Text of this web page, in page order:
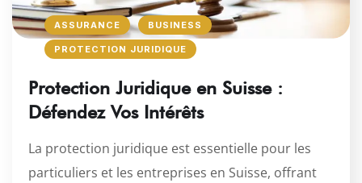
ASSURANCE BUSINESS
PROTECTION JURIDIQUE
Protection Juridique en Suisse :
Défendez Vos Intérêts
La protection juridique est essentielle pour les
particuliers et les entreprises en Suisse, offrant